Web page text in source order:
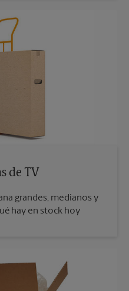
de TV
grandes, medianos y
hay en stock hoy